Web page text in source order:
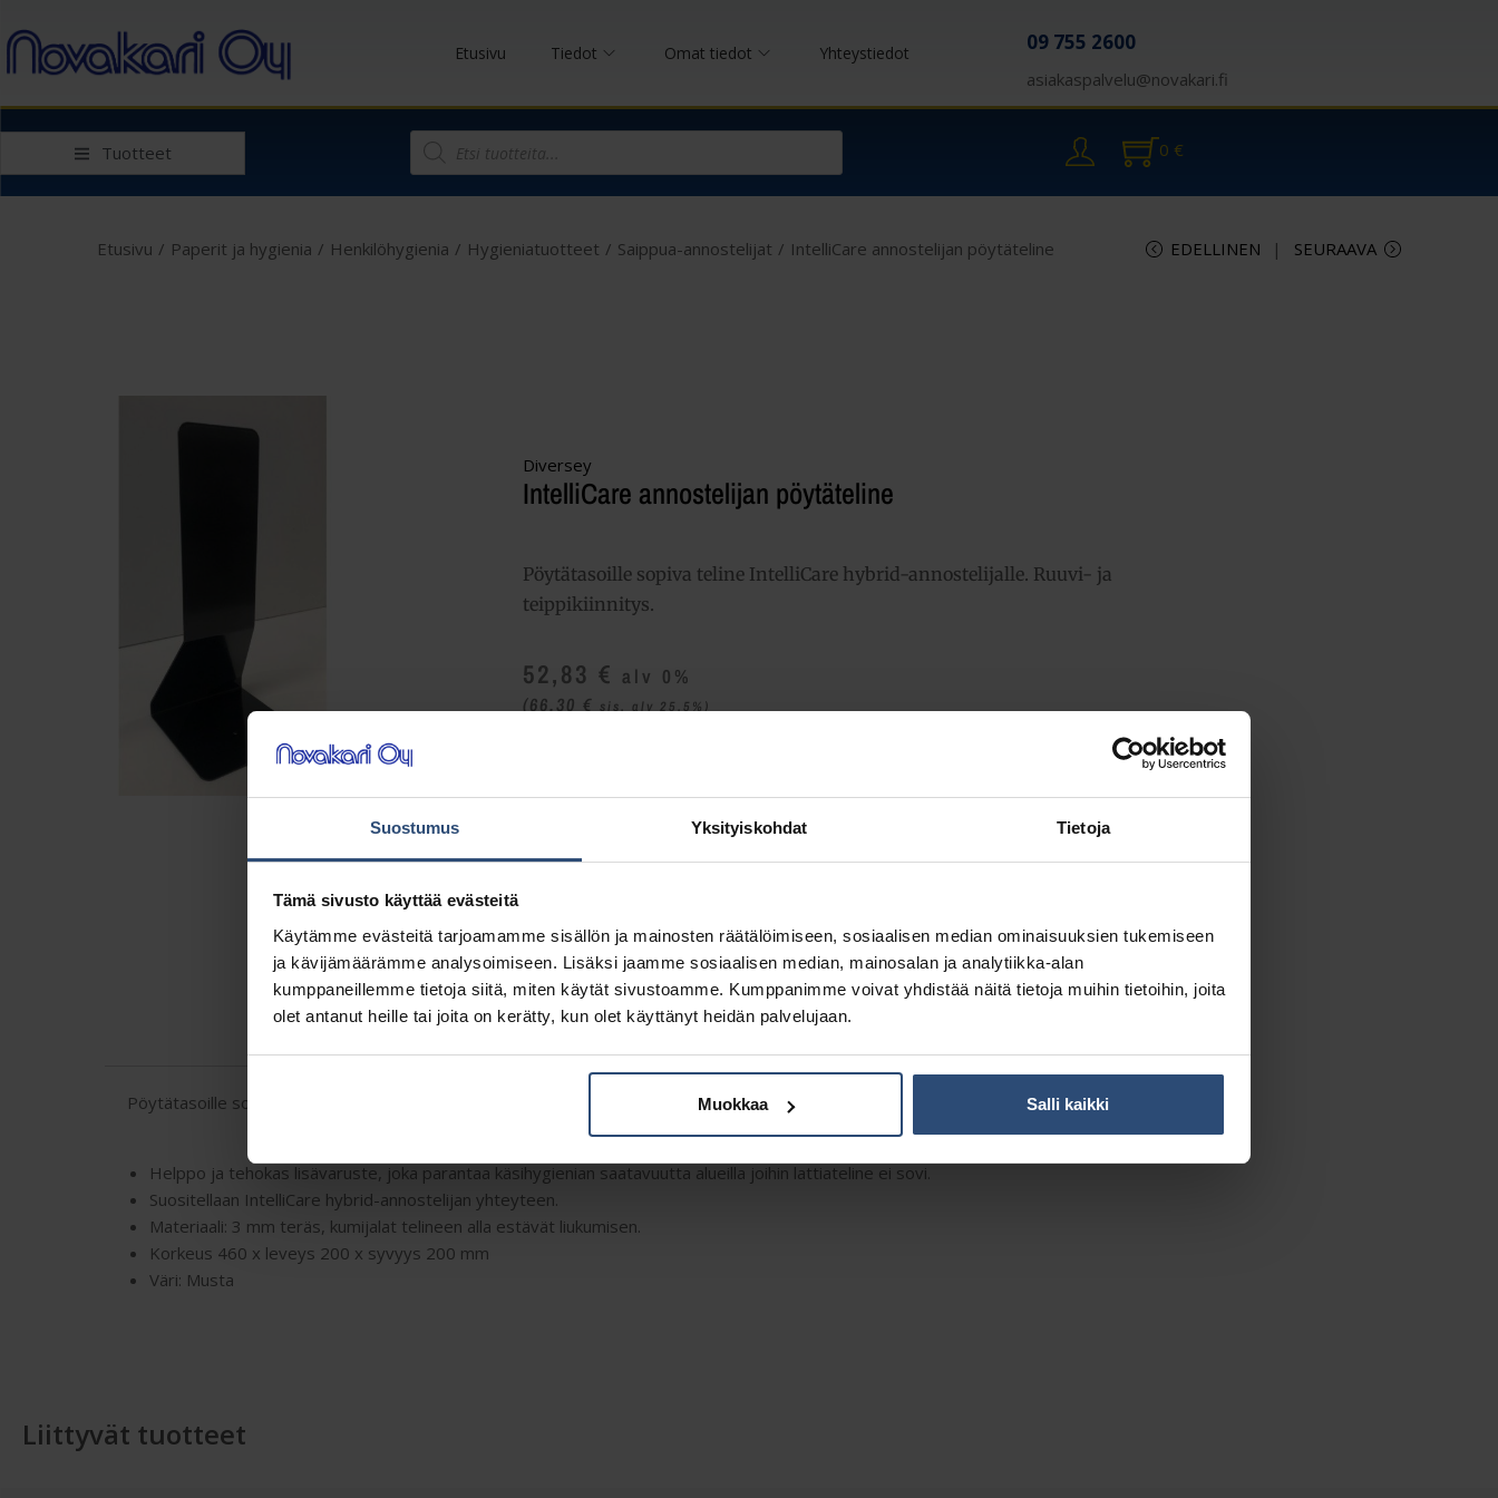
Suostumus Yksityiskohdat Tietoja
Tämä sivusto käyttää evästeitä
Käytämme evästeitä tarjoamamme sisällön ja mainosten räätälöimiseen, sosiaalisen median ominaisuuksien tukemiseen
ja kävijämäärämme analysoimiseen. Lisäksi jaamme sosiaalisen median, mainosalan ja analytiikka-alan
kumppaneillemme tietoja siitä, miten käytät sivustoamme. Kumppanimme voivat yhdistää näitä tietoja muihin tietoihin, joita
olet antanut heille tai joita on kerätty, kun olet käyttänyt heidän palvelujaan.
Muokkaa Salli kaikki
Etusivu Tiedot Omat tiedot Yhteystiedot 09 755 2600
asiakaspalvelu@novakari.fi
Tuotteet 0 €
Etusivu / Paperit ja hygienia / Henkilöhygienia / Hygieniatuotteet / Saippua-annostelijat / IntelliCare annostelijan pöytäteline EDELLINEN SEURAAVA
Diversey
IntelliCare annostelijan pöytäteline
Pöytätasoille sopiva teline IntelliCare hybrid-annostelijalle. Ruuvi- ja
teippikiinnitys.
52,83 € alv 0%
(66,30 € sis. alv 25.5%)
D1229261
Osasto:
Pöytätasoille sopiva teline IntelliCare hybrid-annostelijalle.
Helppo ja tehokas lisävaruste, joka parantaa käsihygienian saatavuutta alueilla joihin lattiateline ei sovi.
Suositellaan IntelliCare hybrid-annostelijan yhteyteen.
Materiaali: 3 mm teräs, kumijalat telineen alla estävät liukumisen.
Korkeus 460 x leveys 200 x syvyys 200 mm
Väri: Musta
Liittyvät tuotteet